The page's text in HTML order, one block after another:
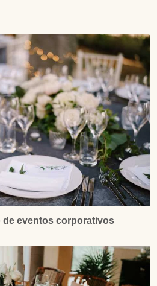
eventos corporativos